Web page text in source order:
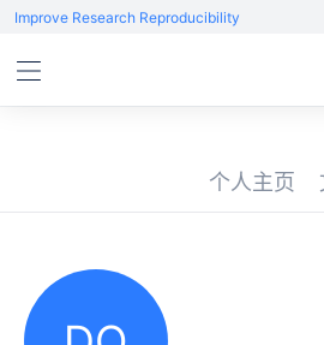
Improve Research Reproducibility
个人主页